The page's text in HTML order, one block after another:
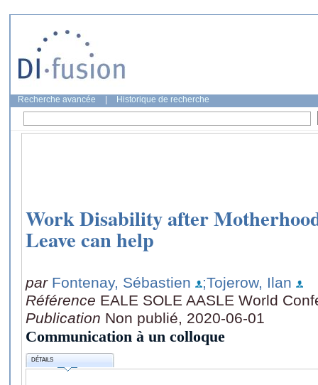
Recherche avancée Historique de recherche
Work Disability after
Leave can help
par Fontenay, Sébastien
;Tojerow, Ilan
Référence EALE SOLE AASLE World
Publication Non publié, 2020-06-01
Communication à un colloque
DÉTAILS